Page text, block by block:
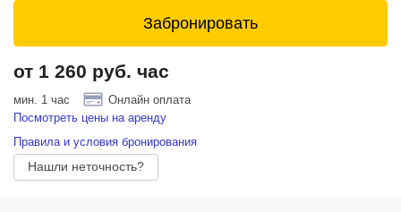
Забронировать
от 1 260 руб. час
мин. 1 час
Онлайн оплата
Посмотреть цены на аренду
Правила и условия бронирования
Нашли неточность?